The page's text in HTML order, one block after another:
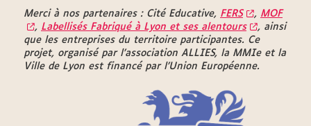
Merci à nos partenaires : Cité Educative, FERS , MOF
, Labellisés Fabriqué à Lyon et ses alentours
, ainsi
que les entreprises du territoire participantes. Ce
projet, organisé par l’association ALLIES, la MMIe et la
Ville de Lyon est financé par l’Union Européenne.